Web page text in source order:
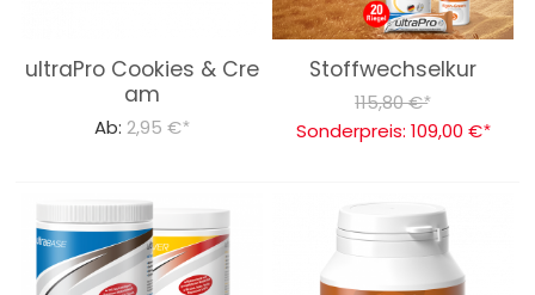
Bücher
Über Uns
Dr. Feil Strategie
ultraPro Cookies & Cre
am
Ab: 2,95 €*
Stoffwechselkur
115,80 €*
Sonderpreis: 109,00 €*